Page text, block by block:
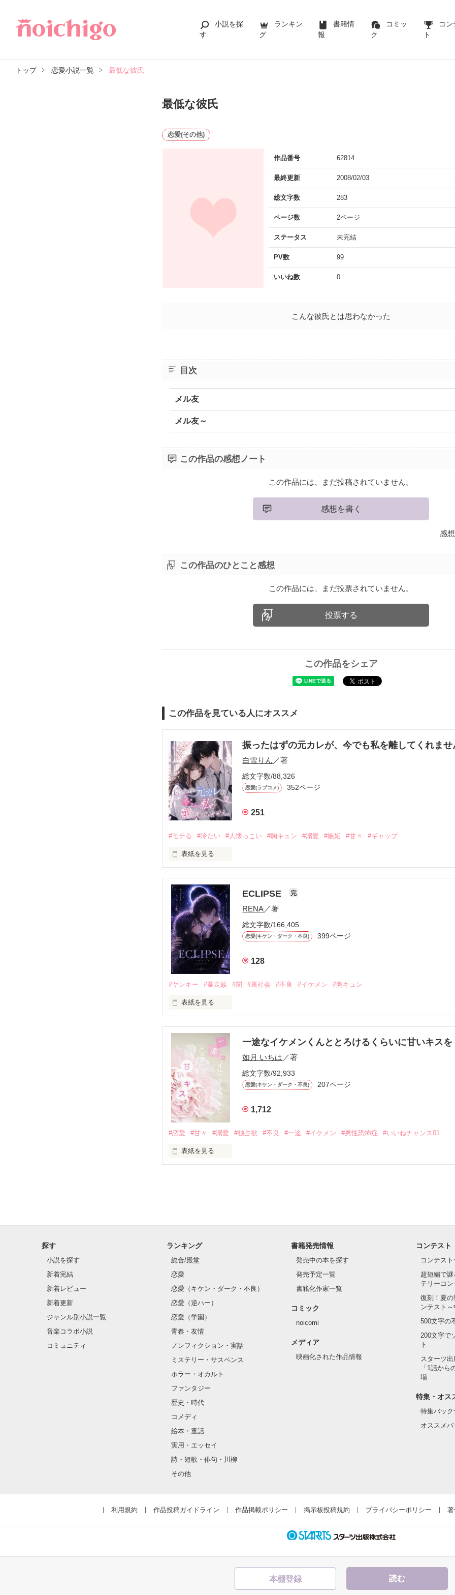
小説を探
す
ランキン
グ
書籍情
報
コミッ
ク
コ
ト
トップ 恋愛小説一覧 最低な彼氏
最低な彼氏
恋愛(その他)
作品番号 62814
最終更新 2008/02/03
総文字数 283
ページ数 2ページ
ステータス 未完結
PV数 99
いいね数 0
こんな彼氏とは思わなかった
読む
目次
メル友
メル友～
この作品の感想ノート
この作品には、まだ投稿されていません。
感想を書く
感
この作品のひとこと感想
この作品には、まだ投票されていません。
投票する
この作品をシェア
この作品を見ている人にオススメ
振ったはずの元カレが、今でも私を離してくれま
白雪りん ／著
総文字数/88,326
恋愛(ラブコメ) 352ページ
251
#モテる #冷たい #人懐っこい #胸キュン #溺愛 #嫉妬 #甘々 #ギャップ
表紙を見る
モテる人を好きになるのが怖かった。
だから私は、中学時代に大好きだった彼を自分から振った。
もう会うことはないと思っていたのに、
高校生になって再会した彼は、隣の学校で”王子様”と呼ばれる人気者になっていた。
他の女の子には冷たいのに
「澪ちゃん。」
それは止まっていた恋が再び動き始める合図──。
✨.ﾟ･*..☆.｡.:*✨.☆.｡.:. *:ﾟ✨.ﾟ･*..☆.｡.:*✨
人見知りだけど優しい無自覚だけどモテる
冴木澪-SaekiMio
×
基本女子に冷たいのに澪にはわんこ男子になる
篠宮光-ShinomiyaHikaru
✨.ﾟ･*..☆.｡.:*✨.☆.｡.:. *:ﾟ✨.ﾟ･*..☆.｡.:*✨
ECLIPSE 完
RENA／著
総文字数/166,405
恋愛(キケン・ダーク・不良) 399ページ
128
#ヤンキー #暴走族 #闇 #裏社会 #不良 #イケメン #胸キュン
表紙を見る
一途なイケメンくんととろけるくらいに甘いキスを
如月 いちは ／著
総文字数/92,933
恋愛(キケン・ダーク・不良) 207ページ
1,712
#恋愛 #甘々 #溺愛 #独占欲 #不良 #一途 #イケメン #男性恐怖症 #いいねチャンス01
表紙を見る
クラス替えをして隣の席になったのは────
金髪に近い明るい髪色
片耳には琥珀色のピアス
ほとんど笑顔なんて見せたことがなくてぶっきらぼう
そんな性格と見た目のせいで学校中のみんなから
怖くて近づいてはいけない人だと思っていたのに
「なんかあったら連絡して。すぐ助けに行く」
噂や見た目とは違って、私にはすごく優しい
天地くんは私にとってヒーローのような人だった。
探す
小説を探す
新着完結
新着レビュー
新着更新
ジャンル別小説一覧
音楽コラボ小説
コミュニティ
ランキング
総合/殿堂
恋愛
恋愛（キケン・ダーク・不良）
恋愛（逆ハー）
恋愛（学園）
青春・友情
ノンフィクション・実話
ミステリー・サスペンス
ホラー・オカルト
ファンタジー
歴史・時代
コメディ
絵本・童話
実用・エッセイ
詩・短歌・俳句・川柳
その他
書籍発売情報
発売中の本を探す
発売予定一覧
書籍化作家一覧
コミック
noicomi
メディア
映画化された作品情報
コンテスト
コンテス
超短編で
テリーコ
復刻！夏
ンテスト
500文字の
200文字で
ト
スターツ
「1話から
場
特集・オス
特集バッ
オススメ
利用規約 作品投稿ガイドライン 作品掲載ポリシー 掲示板投稿規約 プライバシーポリシー